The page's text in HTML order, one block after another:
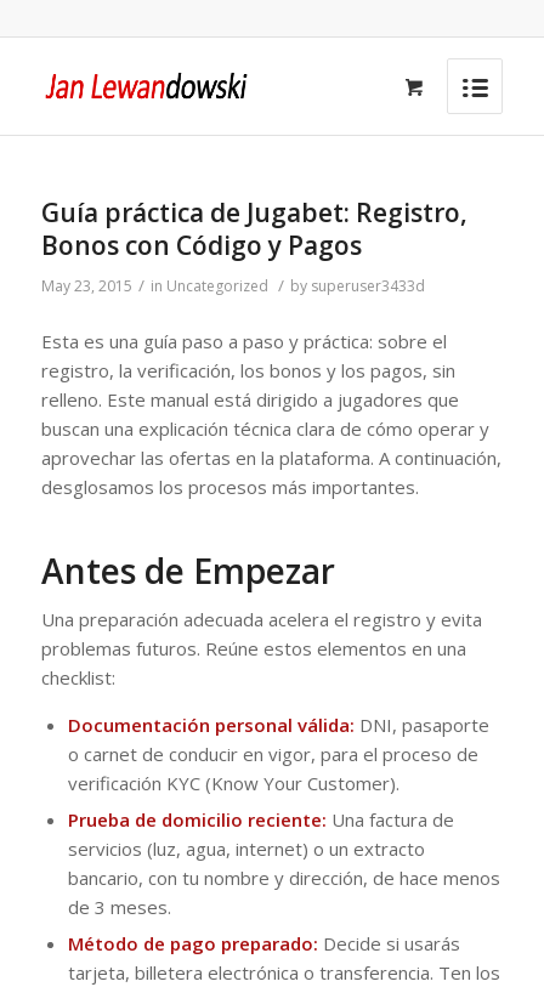
Guía práctica de Jugabet: Registro,
Bonos con Código y Pagos
May 23, 2015 / in Uncategorized / by superuser3433d
Esta es una guía paso a paso y práctica: sobre el
registro, la verificación, los bonos y los pagos, sin
relleno. Este manual está dirigido a jugadores que
buscan una explicación técnica clara de cómo operar y
aprovechar las ofertas en la plataforma. A continuación,
desglosamos los procesos más importantes.
Antes de Empezar
Una preparación adecuada acelera el registro y evita
problemas futuros. Reúne estos elementos en una
checklist:
Documentación personal válida: DNI, pasaporte
o carnet de conducir en vigor, para el proceso de
verificación KYC (Know Your Customer).
Prueba de domicilio reciente: Una factura de
servicios (luz, agua, internet) o un extracto
bancario, con tu nombre y dirección, de hace menos
de 3 meses.
Método de pago preparado: Decide si usarás
tarjeta, billetera electrónica o transferencia. Ten los